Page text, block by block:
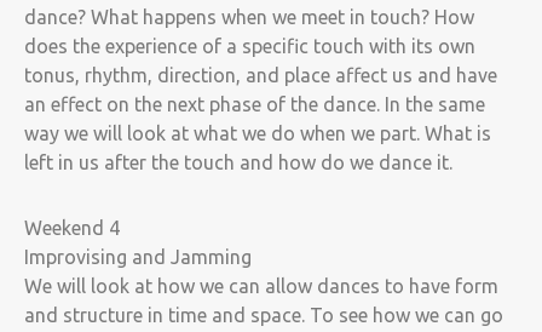
dance? What happens when we meet in touch? How
does the experience of a specific touch with its own
tonus, rhythm, direction, and place affect us and have
an effect on the next phase of the dance. In the same
way we will look at what we do when we part. What is
left in us after the touch and how do we dance it.
Weekend 4
Improvising and Jamming
We will look at how we can allow dances to have form
and structure in time and space. To see how we can go